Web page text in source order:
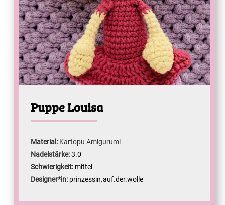
Puppe Louisa
Material: Kartopu Amigurumi
Nadelstärke:3.0
Schwierigkeit: mittel
Designer*in: prinzessin.auf.der.wolle